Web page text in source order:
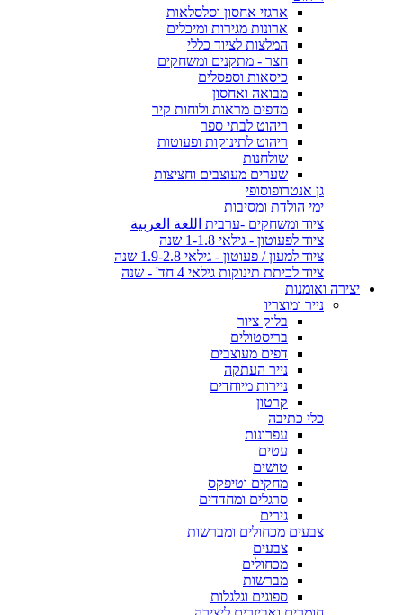
ארגזי אחסון וסלסלאות
ארונות מגירות ומיכלים
המלצות לציוד כללי
חצר - מתקנים ומשחקים
כיסאות וספסלים
מבואה ואחסון
מדפים מראות ולוחות קיר
ריהוט לבתי ספר
ריהוט לתינוקות ופעוטות
שולחנות
שערים מעוצבים וחציצות
גן אנטרופוסופי
ימי הולדת ומסיבות
ציוד ומשחקים -ערבית اللغة العربية
ציוד לפעוטון - גילאי 1-1.8 שנה
ציוד למעון / פעוטון - גילאי 1.9-2.8 שנה
ציוד לכיתת תינוקות גילאי 4 חד' - שנה
יצירה ואומנות
נייר ומוצריו
בלוק ציור
בריסטולים
דפים מעוצבים
נייר העתקה
ניירות מיוחדים
קרטון
כלי כתיבה
עפרונות
עטים
טושים
מחקים וטיפקס
סרגלים ומחדדים
גירים
צבעים מכחולים ומברשות
צבעים
מכחולים
מברשות
ספוגים וגלגלות